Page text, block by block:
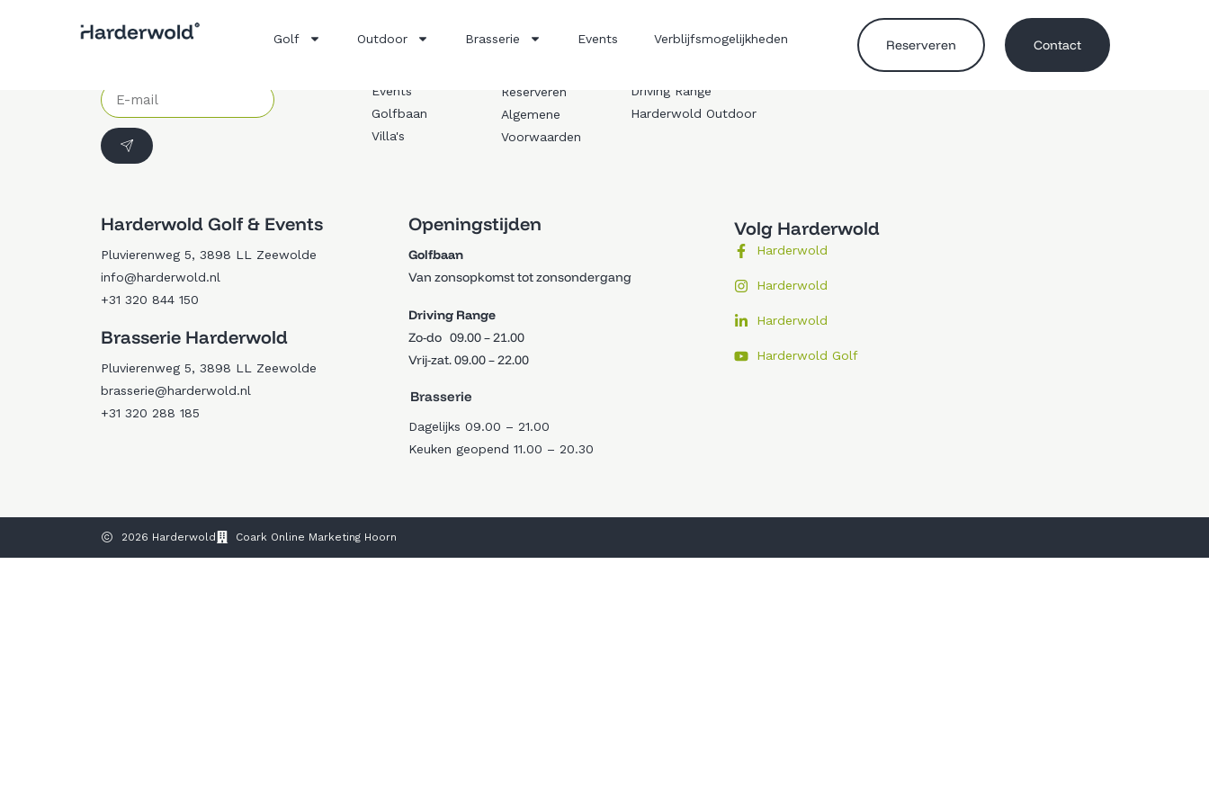
Golf Outdoor Brasserie Events Verblijfsmogelijkheden Reserveren Contact
Brasserie
Events
Golfbaan
Villa's
Agenda
Reserveren
Algemene
Voorwaarden
Adventure Golf
Driving Range
Harderwold Outdoor
Vacatures
Medewerker Techniek &
Trouwen in Zeewolde
Golfen in Zeewolde
Harderwold Golf & Events
Pluvierenweg 5, 3898 LL Zeewolde
info@harderwold.nl
+31 320 844 150
Brasserie Harderwold
Pluvierenweg 5, 3898 LL Zeewolde
brasserie@harderwold.nl
+31 320 288 185
Openingstijden
Golfbaan
Van zonsopkomst tot zonsondergang
Driving Range
Zo-do 09.00 – 21.00
Vrij-zat. 09.00 – 22.00
Brasserie
Dagelijks 09.00 – 21.00
Keuken geopend 11.00 – 20.30
Volg Harderwold
Harderwold
Harderwold
Harderwold
Harderwold Golf
2026 Harderwold Coark Online Marketing Hoorn